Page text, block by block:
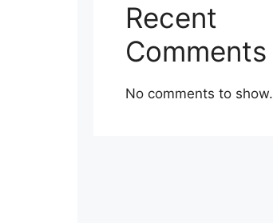
Recent
Comments
No comments to show.